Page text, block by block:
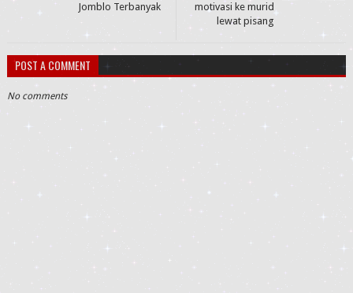
motivasi ke murid
lewat pisang
Jomblo Terbanyak
POST A COMMENT
No comments